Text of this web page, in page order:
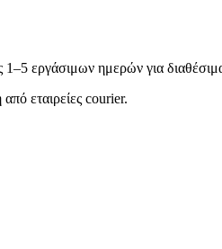
εργάσιμων ημερών για
εταιρείες courier.